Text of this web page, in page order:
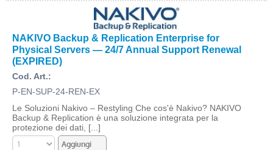
NAKIVO Backup & Replication Enterprise for
Physical Servers — 24/7 Annual Support Renewal
(EXPIRED)
Cod. Art.:
P-EN-SUP-24-REN-EX
Le Soluzioni Nakivo – Restyling Che cos'è Nakivo? NAKIVO
Backup & Replication è una soluzione integrata per la
protezione dei dati, [...]